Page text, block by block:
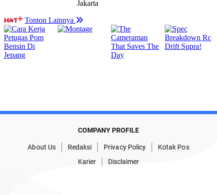
COMPANY PROFILE
About Us Redaksi Privacy Policy
Kotak Pos
Karier
Disclaimer